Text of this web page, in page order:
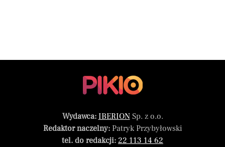
Wydawca: IBERIONSp. z o.o.
Redaktor naczelny:Patryk Przybyłowski
tel. do redakcji: 22 113 14 62